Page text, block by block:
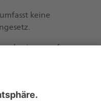
keine
basieren auf
und
können nicht mit
lassen keine